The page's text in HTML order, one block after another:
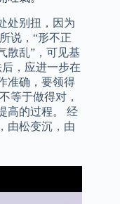
处别扭，因为
说，“形不正
散乱”，可见基
，应进一步在
准确，要领得
等于做得对，
高的过程。 经
由松变沉，由